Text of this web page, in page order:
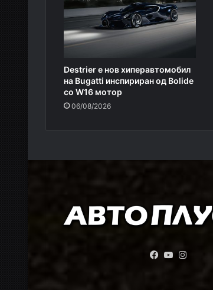
Destrier е нов хиперавтомобил
на Bugatti инспириран од Bolide
со W16 мотор
06/08/2026
Facebook
YouTube